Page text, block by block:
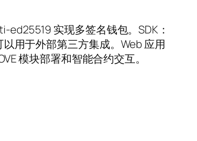
ed25519 实现多签名钱包。SDK：
用于外部第三方集成。Web 应用
模块部署和智能合约交互。